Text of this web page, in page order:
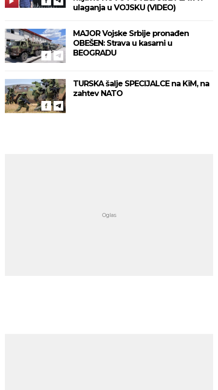
ulaganja u VOJSKU (VIDEO)
MAJOR Vojske Srbije pronađen
OBEŠEN: Strava u kasarni u
BEOGRADU
TURSKA šalje SPECIJALCE na KiM, na
zahtev NATO